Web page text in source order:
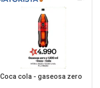
Coca cola - gaseosa zero